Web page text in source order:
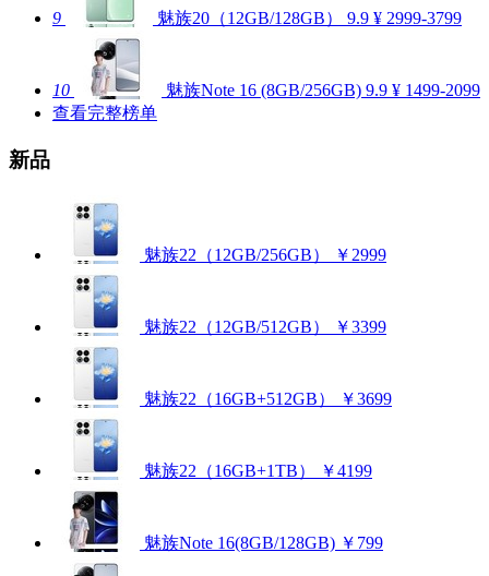
9 魅族20（12GB/128GB） 9.9 ¥ 2999-3799
10 魅族Note 16 (8GB/256GB) 9.9 ¥ 1499-2099
查看完整榜单
新品
魅族22（12GB/256GB） ￥2999
魅族22（12GB/512GB） ￥3399
魅族22（16GB+512GB） ￥3699
魅族22（16GB+1TB） ￥4199
魅族Note 16(8GB/128GB) ￥799